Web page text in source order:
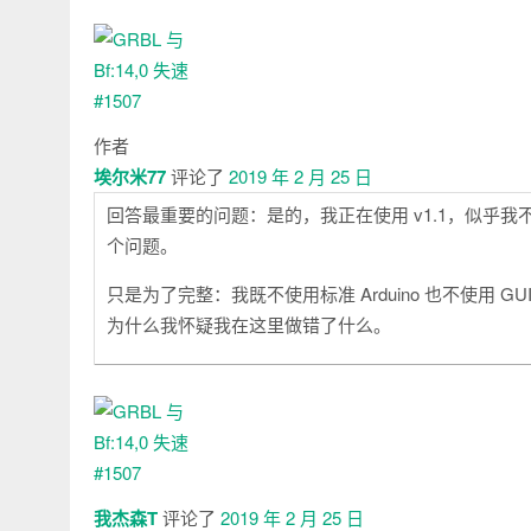
作者
埃尔米77评论了 2019 年 2 月 25 日
回答最重要的问题：是的，我正在使用 v1.1，似乎
个问题。
只是为了完整：我既不使用标准 Arduino 也不使用
为什么我怀疑我在这里做错了什么。
我杰森T评论了 2019 年 2 月 25 日